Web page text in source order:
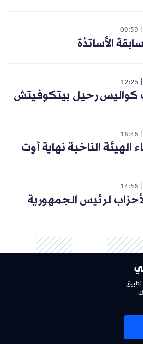
09:59
الأساتذة
12:25
رحيل بيتكوفيتش
18:46
الهيئة الناخبة نهاية أوت
14:56
لرئيس الجمهورية
تطبيق